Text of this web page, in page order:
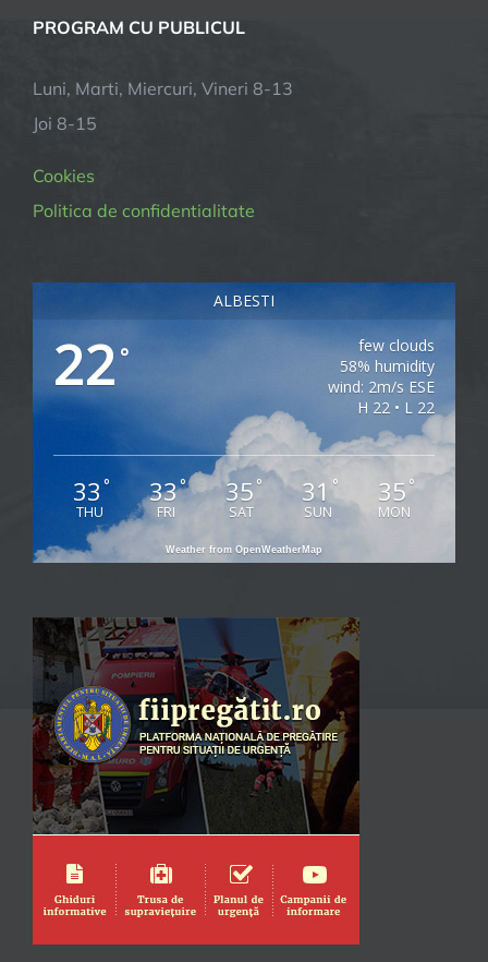
PROGRAM CU PUBLICUL
Luni, Marti, Miercuri, Vineri 8-13
Joi 8-15
Cookies
Politica de confidentialitate
ALBESTI
22 °
few clouds
58% humidity
wind: 2m/s ESE
H 22 • L 22
33 °
THU
33°
FRI
35°
SAT
31 °
SUN
35 °
MON
Weather from OpenWeatherMap